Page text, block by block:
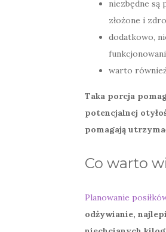
niezbędne są
złożone i
dodatkowo,
warto
Taka porcja
potencjalnej
pomagają
Co warto
Planowanie
odżywianie,